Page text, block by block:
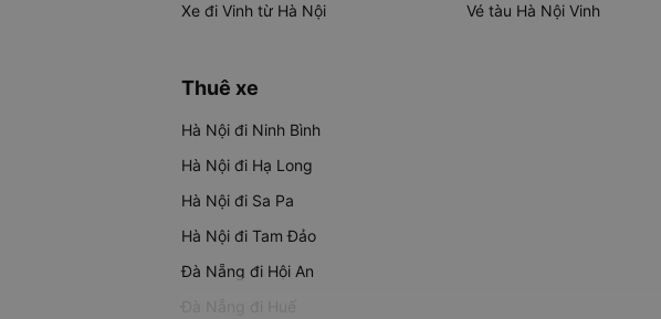
Xe đi Vinh từ Hà Nội
Vé tàu Hà Nội Vinh
Thuê xe
Hà Nội đi Ninh Bình
Hà Nội đi Hạ Long
Hà Nội đi Sa Pa
Hà Nội đi Tam Đảo
Đà Nẵng đi Hội An
Đà Nẵng đi Huế